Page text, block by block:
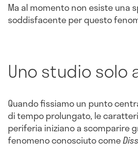
Ma al momento non esiste una
soddisfacente per questo
Uno studio solo
Quando fissiamo un punto
di tempo prolungato, le
periferia iniziano a scomparire
fenomeno conosciuto come